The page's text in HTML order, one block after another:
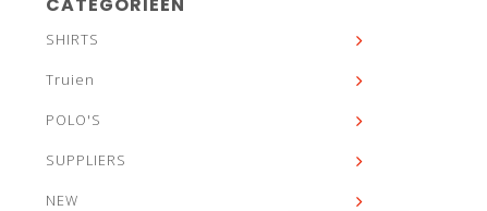
SHIRTS
Truien
POLO'S
SUPPLIERS
NEW